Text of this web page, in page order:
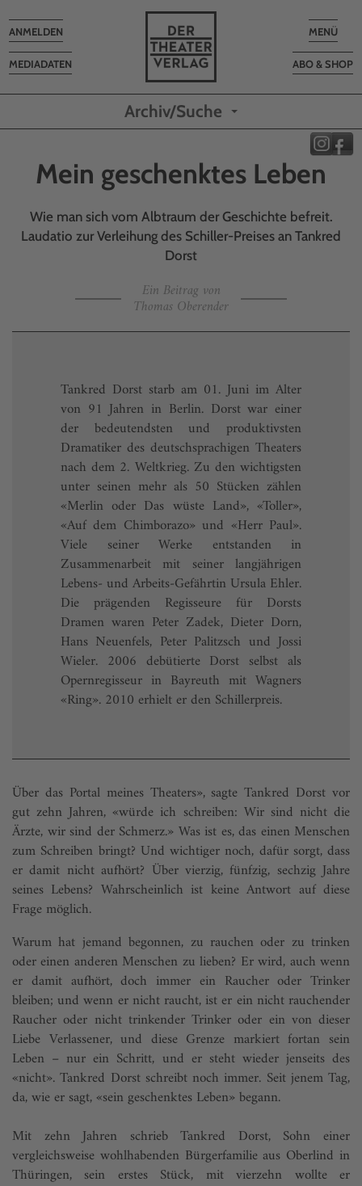
Toggle
MENÜ
ABO & SHOP
MEDIADATEN
Toggle
navigation
ANMELDEN
Archiv/Suche
Mein geschenktes Leben
Wie man sich vom Albtraum der Geschichte befreit.
Laudatio zur Verleihung des Schiller-Preises an Tankred
Dorst
Ein Beitrag von
Thomas Oberender
Tankred Dorst starb am 01. Juni im Alter
von 91 Jahren in Berlin. Dorst war einer
der bedeutendsten und produktivsten
Dramatiker des deutschsprachigen Theaters
nach dem 2. Weltkrieg. Zu den wichtigsten
unter seinen mehr als 50 Stücken zählen
«Merlin oder Das wüste Land», «Toller»,
«Auf dem Chimborazo» und «Herr Paul».
Viele seiner Werke entstanden in
Zusammenarbeit mit seiner langjährigen
Lebens- und Arbeits-Gefährtin Ursula Ehler.
Die prägenden Regisseure für Dorsts
Dramen waren Peter Zadek, Dieter Dorn,
Hans Neuenfels, Peter Palitzsch und Jossi
Wieler. 2006 debütierte Dorst selbst als
Opernregisseur in Bayreuth mit Wagners
«Ring». 2010 erhielt er den Schillerpreis.
Über das Portal meines Theaters», sagte Tankred Dorst vor
gut zehn Jahren, «würde ich schreiben: Wir sind nicht die
Ärzte, wir sind der Schmerz.» Was ist es, das einen Menschen
zum Schreiben bringt? Und wichtiger noch, dafür sorgt, dass
er damit nicht aufhört? Über vierzig, fünfzig, sechzig Jahre
seines Lebens? Wahrscheinlich ist keine Antwort auf diese
Frage möglich.
Warum hat jemand begonnen, zu rauchen oder zu trinken
oder einen anderen Menschen zu lieben? Er wird, auch wenn
er damit aufhört, doch immer ein Raucher oder Trinker
bleiben; und wenn er nicht raucht, ist er ein nicht rauchender
Raucher oder nicht trinkender Trinker oder ein von dieser
Liebe Verlassener, und diese Grenze markiert fortan sein
Leben – nur ein Schritt, und er steht wieder jenseits des
«nicht». Tankred Dorst schreibt noch immer. Seit jenem Tag,
da, wie er sagt, «sein geschenktes Leben» begann.
Mit zehn Jahren schrieb Tankred Dorst, Sohn einer
vergleichsweise wohlhabenden Bürgerfamilie aus Oberlind in
Thüringen, sein erstes Stück, mit vierzehn wollte er